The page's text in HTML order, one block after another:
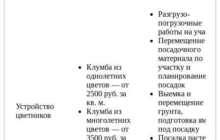
Устройство
цветников
Клумба из
однолетних
цветов — от
2500 руб. за
кв. м.
Клумба из
многолетних
цветов — от
3500 руб. за
Разгрузо-
погрузочные
работы на участке
Перемещение
посадочного
материала по
участку и
планирование
посадок
Выемка и
перемещение
грунта,
подготовка ямы
под посадку
Посадка растений